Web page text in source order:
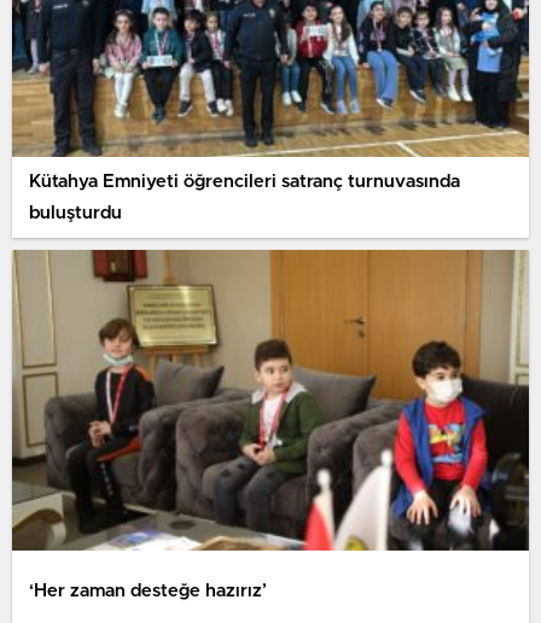
Kütahya Emniyeti öğrencileri satranç turnuvasında
buluşturdu
‘Her zaman desteğe hazırız’